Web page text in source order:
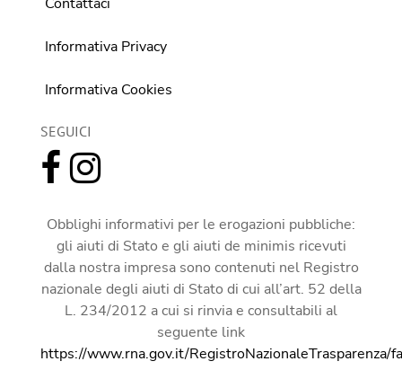
Informativa Privacy
Informativa Cookies
SEGUICI
Obblighi informativi per le erogazioni pubbliche:
gli aiuti di Stato e gli aiuti de minimis ricevuti
dalla nostra impresa sono contenuti nel Registro
nazionale degli aiuti di Stato di cui all’art. 52 della
L. 234/2012 a cui si rinvia e consultabili al
seguente link
https://www.rna.gov.it/RegistroNazionaleTrasparenza/